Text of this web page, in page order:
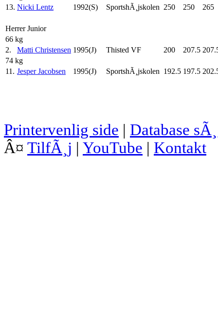
13. Nicki Lentz 1992(S) SportshÃ¸jskolen 250 250 265
Herrer Junior
66 kg
2.
Matti Christensen 1995(J) Thisted VF 200 207.5
74 kg
11. Jesper Jacobsen 1995(J) SportshÃ¸jskolen 192.5 197.5
Printervenlig side | Database
Â¤ TilfÃ¸j | YouTube | Kontakt